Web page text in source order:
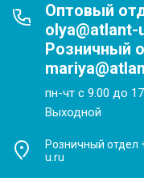
Оптовый
olya@atlant-
Розничный
пн-чт с 9.00 до
Выходной
Розничный отдел
u.ru